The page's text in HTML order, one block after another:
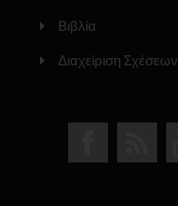
Βιβλία
Διαχείριση Σχέσεων